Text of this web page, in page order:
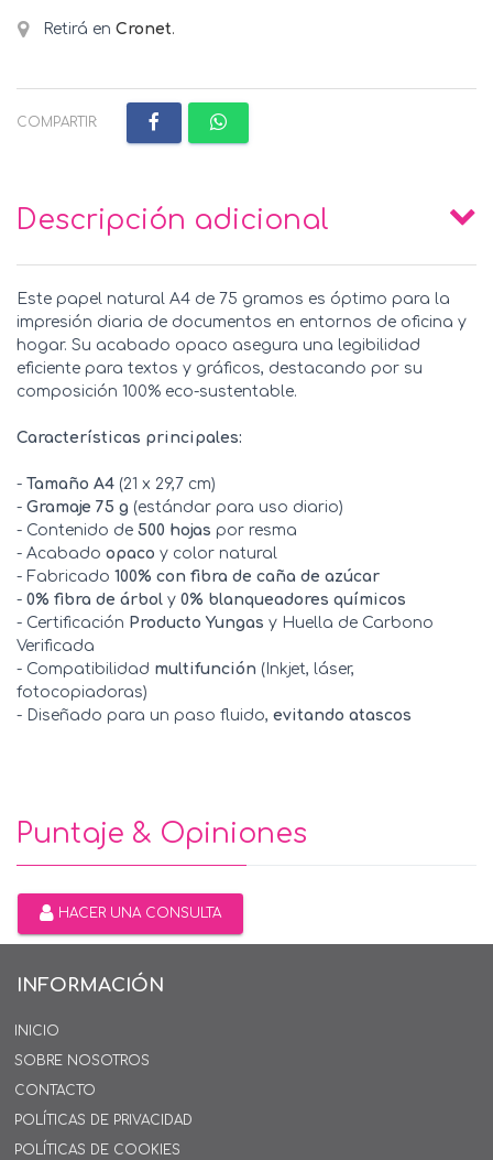
Retirá en Cronet.
COMPARTIR:
Descripción adicional
Este papel natural A4 de 75 gramos es óptimo para la
impresión diaria de documentos en entornos de oficina y
hogar. Su acabado opaco asegura una legibilidad
eficiente para textos y gráficos, destacando por su
composición 100% eco-sustentable.
Características principales:
- Tamaño A4 (21 x 29,7 cm)
- Gramaje 75 g (estándar para uso diario)
- Contenido de 500 hojas por resma
- Acabado opaco y color natural
- Fabricado 100% con fibra de caña de azúcar
- 0% fibra de árbol y 0% blanqueadores químicos
- Certificación Producto Yungas y Huella de Carbono
Verificada
- Compatibilidad multifunción (Inkjet, láser,
fotocopiadoras)
- Diseñado para un paso fluido, evitando atascos
Puntaje & Opiniones
HACER UNA CONSULTA
INFORMACIÓN
INICIO
SOBRE NOSOTROS
CONTACTO
POLÍTICAS DE PRIVACIDAD
POLÍTICAS DE COOKIES